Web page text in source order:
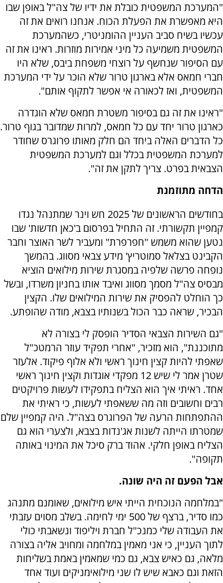
"המערכת המשפטית כובלת את ידיו של צה"ל באופן שבו
היא מאפשרת את הפעלת הכוח. אנחנו רואים את זה
עכשיו בשיח סביב העניין ההומניטרי, כשהמערכת
המשפטית משמיעה כל מיני אמירות מוזרות. ראינו את זה
עם הסיפור שנחשף על רוצחי משפחת ביבס, שלא היו
חברי חמאס אלא בארגון טרור שלא הוכר על ידי המערכת
המשפטית, ואז לכאורה אי אפשר לתקוף אותם".
"ראינו את זה גם בסיפור משטרת חמאס שלא הוגדרה
כארגון טרור יחד עם כל חמאס, למרות שמדובר בגוף טרור.
כל הדברים האלה ביחד הם חלק מאותו פרוגרס שחודר
למערכת המשפטית בכלל וגם למערכת המשפטית
הצבאית בפרט. צריך לתקן את זה".
הדחה מתוזמנת
בחודשים הראשונים של 2025 חש וינר שמתנהל נגדו
קמפיין תקשורתי. זה התחיל בפרסום ב'כאן חדשות' שבו
נטען שהוא משמש "חפרפרת" ומעביר לשר האוצר וחבר
הקבינט בצלאל סמוטריץ' מידע צבאי מסווג. בהמשך
נופחה פרשה שלפיה במסגרת שירות מילואים הוציא
מבסיס צה"ל מסמך מסווג ואיבד אותו בחניון משרדו, ובשל
כך הוחלט להפסיק את שירות המילואים שלו. הקצין
הבכיר, שראה כבר הכול בשנותיו בצבא, מודה שהופתע.
"גם השירות הצבאי הסדיר הופסק לי בצורה לא
מתוכננת", הוא מזכיר, "אחרי תפקיד עוזר הרמטכ"ל
שאפתי להיות קצין חינוך ראשי ולא אלוף פיקוד. אלעזר
שטרן אמר לי שיש 12 מפקדי אוגדות וקצין חינוך ראשי
אחד. ראיתי איך הוא הצליח בתפקידו לעשות פרויקטים
רבים וחשובים וזה מה ששאפתי לעשות, כי ראיתי את
ההתפתחות הרעה של הפרוגרס בצה"ל. היה קמפיין שלם
שמטרתו הייתה לשנות אג'נדות בצבא, ולצערי הוא גם
הצליח באופן חלקי. אהוד ברק סיכל את המינוי באותה
תקופה".
אבל הפעם זה היה שונה.
"במלחמה הנוכחית הייתי איש מילואים, שאומנם מתנהג
כמו סדיר, ברצף של 500 ימי לחימה. בשלב מסוים עזבתי
את העבודה שלי כמנכ"ל חברת ויליפוד ונשאבתי כולי
לתוך העניין, כי אני מאמין במלחמה ומחויב אליה בצורה
מלאה, גם כאיש צבא, גם כמי שמאמין באמת בשליחות
הזאת וגם כאבא שיש לו שני מילואימניקים ועוד אחד